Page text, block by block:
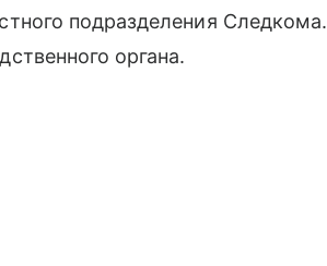
подразделения Следкома.
органа.